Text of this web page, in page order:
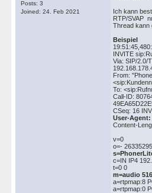
Posts: 3
Joined: 24. Feb 2021
Ich kann
RTP/SVAP
Thread kann
Beispiel
INVITE
Via: SIP/2.0/
From:
To:
Call-ID:
CSeq: 16
User-Agent:
Content-
v=0
o=-
c=IN IP4
t=0 0
m=audio
a=rtpmap:8
a=rtpmap:0